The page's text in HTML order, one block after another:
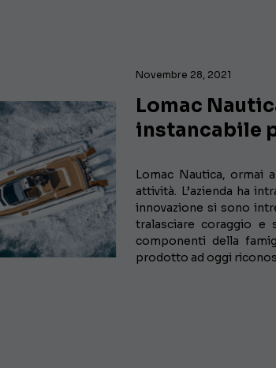
Novembre 28, 2021
Lomac
instancabile
Lomac Nautica, ormai
attività. L’azienda ha
innovazione si sono
tralasciare coraggio
componenti della
prodotto ad oggi